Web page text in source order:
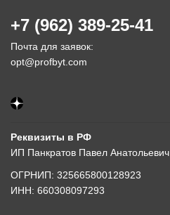
+7 (962) 389-25-41
Почта для заявок:
opt@profbyt.com
Реквизиты в РФ
ИП Панкратов Павел Анатольевич
ОГРНИП: 325665800128923
ИНН: 660308097293